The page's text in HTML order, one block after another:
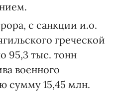
с санкции и.о.
греческой
95,3 тыс. тонн
военного
сумму 15,45 млн.